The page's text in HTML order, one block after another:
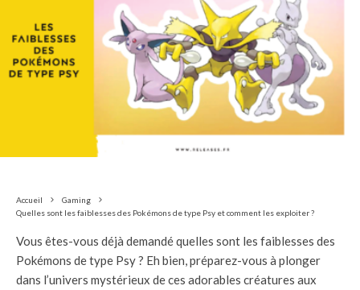
Accueil
Gaming
Quelles sont les faiblesses des Pokémons de type Psy et comment les exploiter ?
Vous êtes-vous déjà demandé quelles sont les faiblesses des
Pokémons de type Psy ? Eh bien, préparez-vous à plonger
dans l’univers mystérieux de ces adorables créatures aux